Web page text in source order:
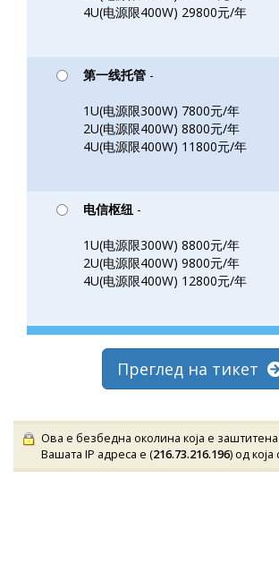
4U(电源限400W) 29800元/年
第一线托管 -
1U(电源限300W) 7800元/年
2U(电源限400W) 8800元/年
4U(电源限400W) 11800元/年
电信枢纽 -
1U(电源限300W) 8800元/年
2U(电源限400W) 9800元/年
4U(电源限400W) 12800元/年
Преглед на тикет
Ова е безбедна околина која е
Вашата IP адреса е (216.73.216.196) од која